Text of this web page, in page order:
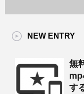
NEW ENTRY
無
す